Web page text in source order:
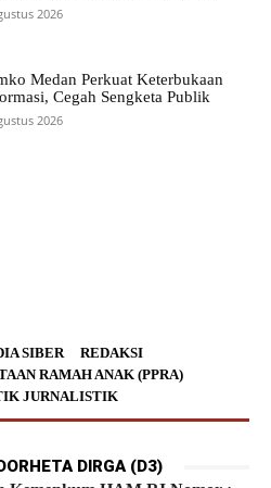
2026
Medan Perkuat Keterbukaan
Cegah Sengketa Publik
2026
SIBER
REDAKSI
RAMAH ANAK (PPRA)
JURNALISTIK
DIRGA (D3)